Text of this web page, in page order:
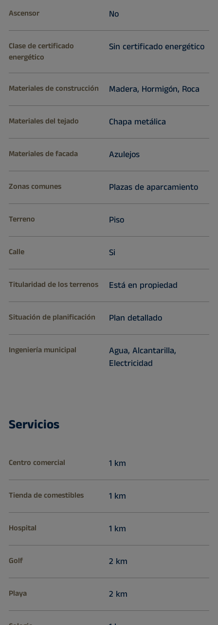
Ascensor No
Clase de certificado
energético
Sin certificado energético
Materiales de construcción Madera, Hormigón, Roca
Materiales del tejado Chapa metálica
Materiales de facada Azulejos
Zonas comunes Plazas de aparcamiento
Terreno Piso
Calle Si
Titularidad de los terrenos Está en propiedad
Situación de planificación Plan detallado
Ingeniería municipal
Agua, Alcantarilla,
Electricidad
Servicios
Centro comercial 1 km
Tienda de comestibles 1 km
Hospital 1 km
Golf 2 km
Playa 2 km